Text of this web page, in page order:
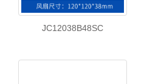
JC12038B48SC